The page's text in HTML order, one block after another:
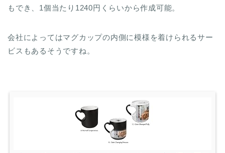
もでき、1個当たり1240円くらいから作成可能。
会社によってはマグカップの内側に模様を着けられるサー
ビスもあるそうですね。